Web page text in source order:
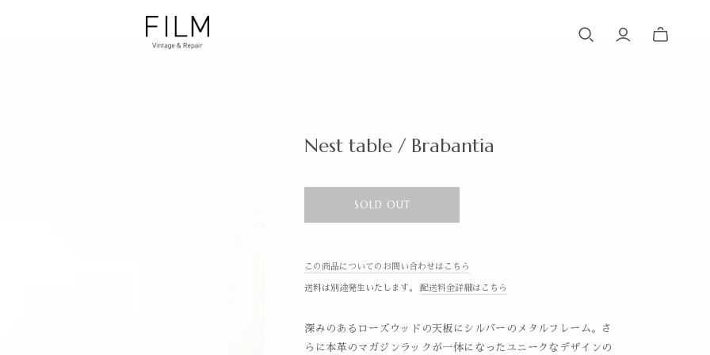
Nest table / Brabantia
SOLD OUT
この商品についてのお問い合わせはこちら
送料は別途発生いたします。 配送料金詳細はこちら
深みのあるローズウッドの天板にシルバーのメタルフレーム。さ
らに本革のマガジンラックが一体になったユニークなデザインの